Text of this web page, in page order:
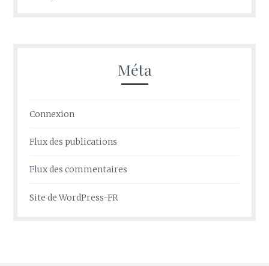
Méta
Connexion
Flux des publications
Flux des commentaires
Site de WordPress-FR